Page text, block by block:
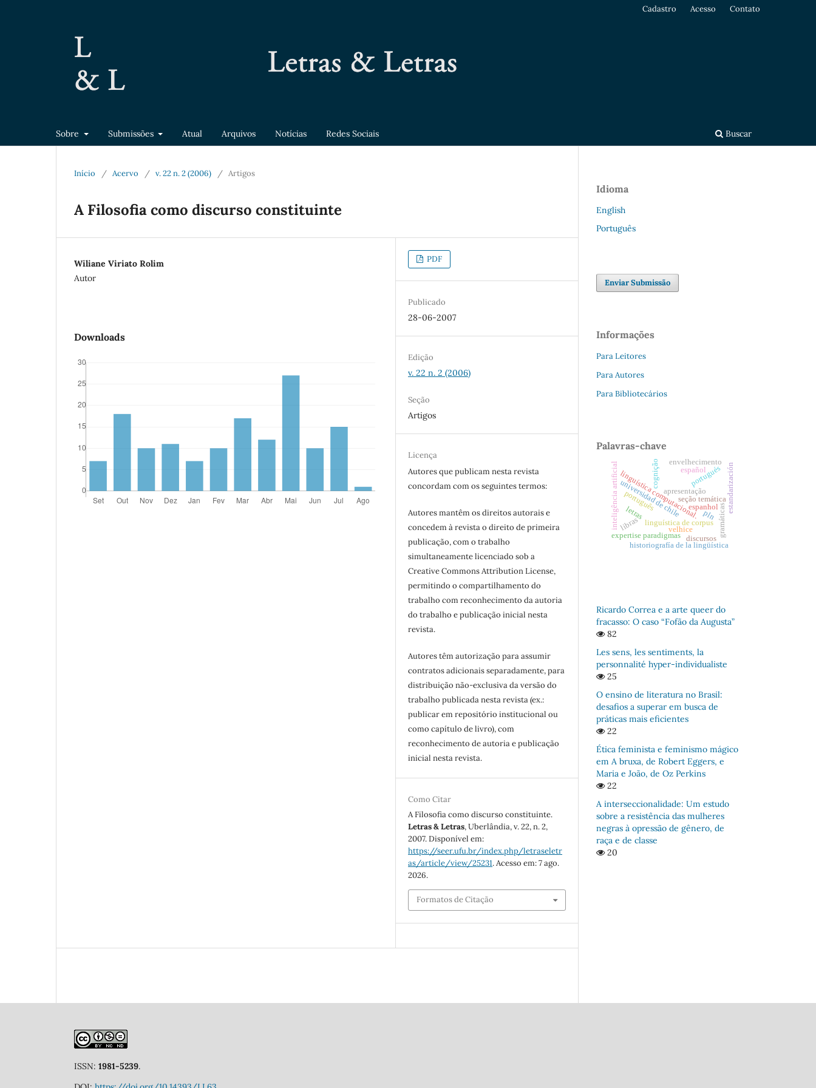
Sobre Submissões Atual Arquivos Notícias Redes Sociais Buscar
Cadastro Acesso Contato
Início / Acervo / v. 22 n. 2 (2006) / Artigos
A Filosofia como discurso constituinte
Wiliane Viriato Rolim
Autor
Downloads
PDF
Publicado
28-06-2007
Edição
v. 22 n. 2 (2006)
Seção
Artigos
Licença
Autores que publicam nesta revista
concordam com os seguintes termos:
Autores mantêm os direitos autorais e
concedem à revista o direito de primeira
publicação, com o trabalho
simultaneamente licenciado sob a
Creative Commons Attribution License,
permitindo o compartilhamento do
trabalho com reconhecimento da autoria
do trabalho e publicação inicial nesta
revista.
Autores têm autorização para assumir
contratos adicionais separadamente, para
distribuição não-exclusiva da versão do
trabalho publicada nesta revista (ex.:
publicar em repositório institucional ou
como capítulo de livro), com
reconhecimento de autoria e publicação
inicial nesta revista.
Como Citar
A Filosofia como discurso constituinte.
Letras & Letras, Uberlândia, v. 22, n. 2,
2007. Disponível em:
https://seer.ufu.br/index.php/letraseletr
as/article/view/25231. Acesso em: 7 ago.
2026.
Formatos de Citação
Idioma
English
Português
Enviar Submissão
Informações
Para Leitores
Para Autores
Para Bibliotecários
Palavras-chave
linguística de corpus
linguística computacional.
inteligência artificial letras
apresentação
seção temática
cognição
expertise paradigmas
estandarización
gramáticas
universidad de chile
historiografía de la lingüística
portugués
español
português espanhol
libras
pln
envelhecimento
velhice
discursos
Ricardo Correa e a arte queer do
fracasso: O caso “Fofão da Augusta”
82
Les sens, les sentiments, la
personnalité hyper-individualiste
25
O ensino de literatura no Brasil:
desafios a superar em busca de
práticas mais eficientes
22
Ética feminista e feminismo mágico
em A bruxa, de Robert Eggers, e
Maria e João, de Oz Perkins
22
A interseccionalidade: Um estudo
sobre a resistência das mulheres
negras à opressão de gênero, de
raça e de classe
20
ISSN: 1981-5239.